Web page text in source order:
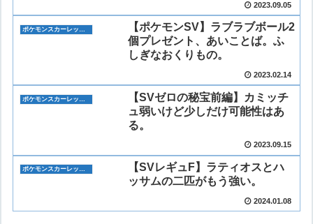
2023.09.05
【ポケモンSV】ラブラブボール2
個プレゼント、あいことば。ふ
しぎなおくりもの。
2023.02.14
【SVゼロの秘宝前編】カミッチ
ュ弱いけど少しだけ可能性はあ
る。
2023.09.15
【SVレギュF】ラティオスとハ
ッサムの二匹がもう強い。
2024.01.08